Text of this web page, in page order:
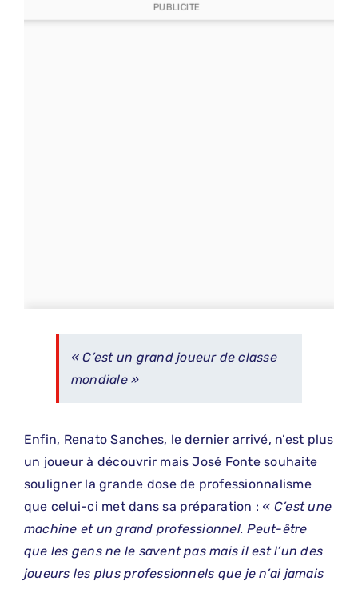
PUBLICITE
« C’est un grand joueur de classe
mondiale »
Enfin, Renato Sanches, le dernier arrivé, n’est plus
un joueur à découvrir mais José Fonte souhaite
souligner la grande dose de professionnalisme
que celui-ci met dans sa préparation : « C’est une
machine et un grand professionnel. Peut-être
que les gens ne le savent pas mais il est l’un des
joueurs les plus professionnels que je n’ai jamais